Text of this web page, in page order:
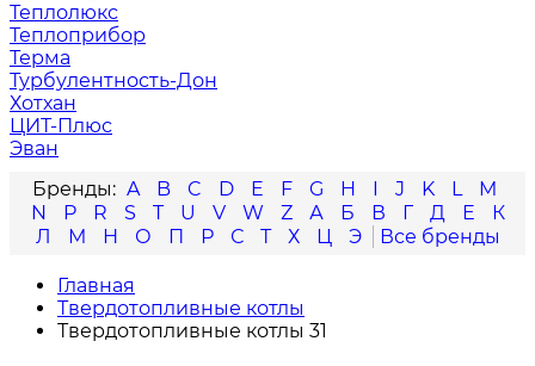
Теплолюкс
Теплоприбор
Терма
Турбулентность-Дон
Хотхан
ЦИТ-Плюс
Эван
A
B C D E F G H I J K L
M
N
P R S T U V W Z А Б В Г Д Е
К
Л
М Н О П Р С Т Х Ц Э
Главная
Твердотопливные котлы
Твердотопливные котлы 31